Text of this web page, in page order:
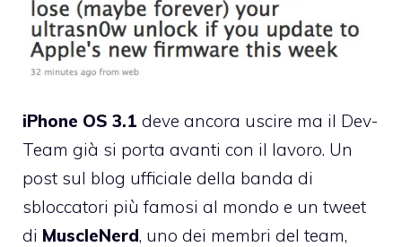
iPhone OS 3.1 deve ancora uscire ma il Dev-
Team già si porta avanti con il lavoro. Un
post sul blog ufficiale della banda di
sbloccatori più famosi al mondo e un tweet
di MuscleNerd, uno dei membri del team,